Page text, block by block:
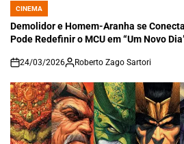
POSTED
IN
CINEMA
Demolidor e Homem-Aranha se
Pode Redefinir o MCU em “Um Novo
on
24/03/2026 Roberto Zago Sartori